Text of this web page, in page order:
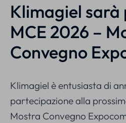
Klimagiel sarà
MCE 2026 –
Convegno
Klimagiel è entusiasta di
partecipazione alla
Mostra Convegno